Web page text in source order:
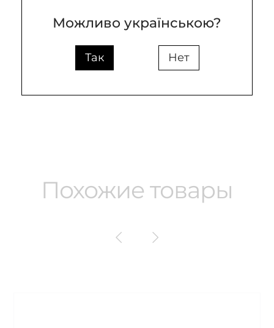
Высота (mm)
Ширина (mm)
Похожие товары
Можливо українською?
Так Нет